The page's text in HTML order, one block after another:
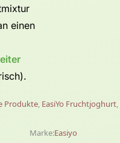
einen
Produkte, EasiYo Fruchtjoghurt,
Marke:Easiyo